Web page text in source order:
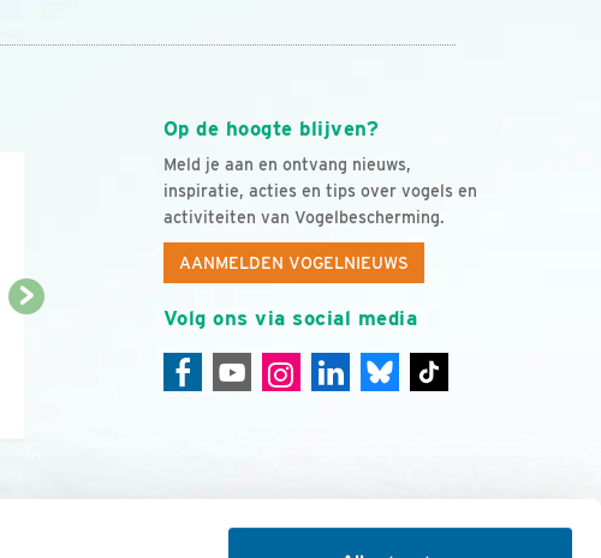
Op de hoogte blijven?
Meld je aan en ontvang nieuws,
inspiratie, acties en tips over vogels en
activiteiten van Vogelbescherming.
AANMELDEN VOGELNIEUWS
Volg ons via social media